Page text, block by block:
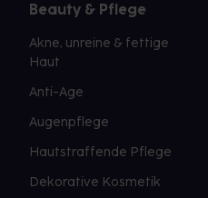
Beauty & Pflege
Akne, unreine & fettige
Haut
Anti-Age
Augenpflege
Hautstraffende Pflege
Dekorative Kosmetik